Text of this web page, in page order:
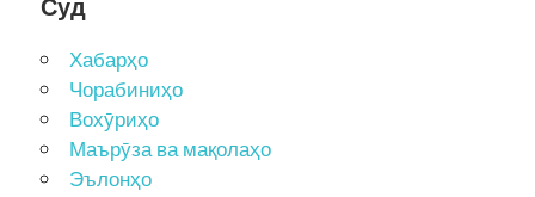
Суд
Хабарҳо
Чорабиниҳо
Вохӯриҳо
Маърӯза ва мақолаҳо
Эълонҳо